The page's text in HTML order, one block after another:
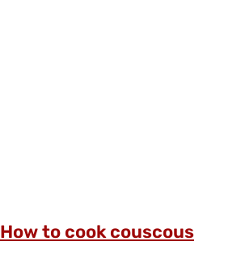
How to cook couscous